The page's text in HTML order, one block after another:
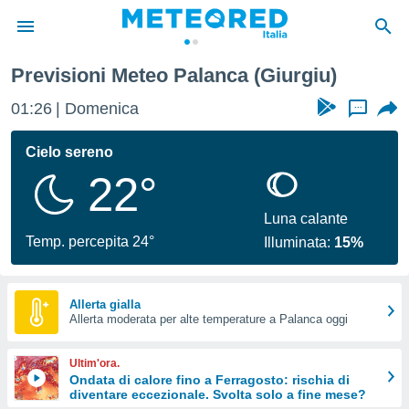
di
per
le
di
Web
le
Previsioni Meteo Palanca (Giurgiu)
01:26 Domenica ...
Cielo sereno
22°
Temp. percepita 24°
Luna calante
Illuminata: 15%
Allerta gialla
Allerta moderata per alte temperature a Palanca oggi
Ultim'ora.
Ondata di calore fino a Ferragosto: rischia di
diventare eccezionale. Svolta solo a fine mese?